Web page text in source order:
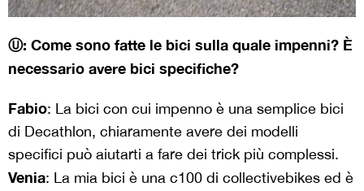
Ⓤ: Come sono fatte le bici sulla quale impenni? È
necessario avere bici specifiche?
Fabio: La bici con cui impenno è una semplice bici
di Decathlon, chiaramente avere dei modelli
specifici può aiutarti a fare dei trick più complessi.
Venia: La mia bici è una c100 di collectivebikes ed è